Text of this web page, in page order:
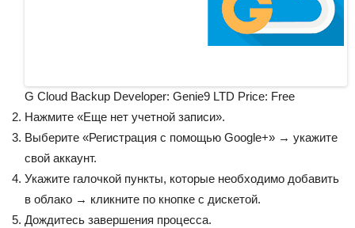
G Cloud Backup Developer: Genie9 LTD Price: Free
Нажмите «Еще нет учетной записи».
Выберите «Регистрация с помощью Google+» → укажите
свой аккаунт.
Укажите галочкой пункты, которые необходимо добавить
в облако → кликните по кнопке с дискетой.
Дождитесь завершения процесса.